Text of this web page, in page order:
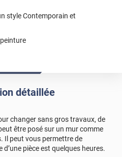
style Contemporain et
détaillée
changer sans gros travaux, de
être posé sur un mur comme
Il peut vous permettre de
pièce est quelques heures.